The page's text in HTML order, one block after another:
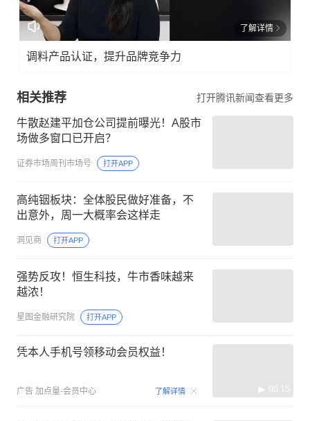
了解详情
调料产品认证，提升品牌竞争力
相关推荐 打开腾讯新闻查看更多
牛散赵建平加仓公司提前曝光！A股市
场做多窗口已开启？
证券市场周刊市场号 打开APP
高纯铟板块：全体股民做好准备，不
出意外，周一大概率会这样走
洞见商 打开APP
强势反攻！恒生科技，牛市香味越来
越浓！
星图金融研究院 打开APP
凭本人手机号领移动会员权益！
广告 加点量-会员中心 了解详情 00:15